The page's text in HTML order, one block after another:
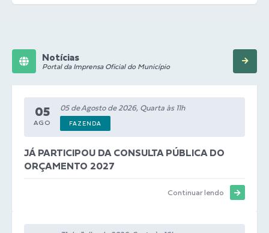
Notícias
Portal da Imprensa Oficial do Município
05
AGO
05 de Agosto de 2026, Quarta às 11h
FAZENDA
JÁ PARTICIPOU DA CONSULTA PÚBLICA DO
ORÇAMENTO 2027
Continuar lendo